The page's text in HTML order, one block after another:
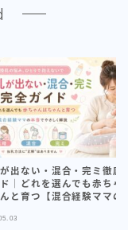
出ない・混合・完ミ徹底
｜どれを選んでも赤ちゃ
と育つ【混合経験ママの